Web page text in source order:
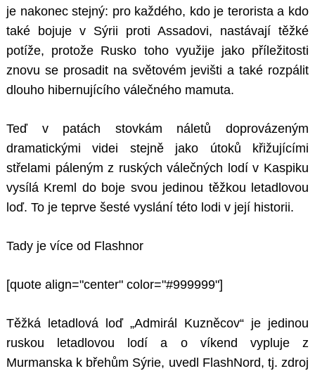
je nakonec stejný: pro každého, kdo je terorista a kdo
také bojuje v Sýrii proti Assadovi, nastávají těžké
potíže, protože Rusko toho využije jako příležitosti
znovu se prosadit na světovém jevišti a také rozpálit
dlouho hibernujícího válečného mamuta.
Teď v patách stovkám náletů doprovázeným
dramatickými videi stejně jako útoků křižujícími
střelami páleným z ruských válečných lodí v Kaspiku
vysílá Kreml do boje svou jedinou těžkou letadlovou
loď. To je teprve šesté vyslání této lodi v její historii.
Tady je více od Flashnor
[quote align="center" color="#999999"]
Těžká letadlová loď „Admirál Kuzněcov“ je jedinou
ruskou letadlovou lodí a o víkend vypluje z
Murmanska k břehům Sýrie, uvedl FlashNord, tj. zdroj